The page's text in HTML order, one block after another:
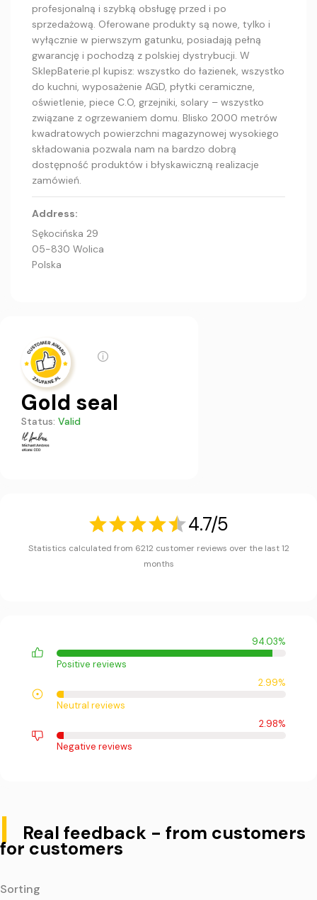
profesjonalną i szybką obsługę przed i po
sprzedażową. Oferowane produkty są nowe, tylko i
wyłącznie w pierwszym gatunku, posiadają pełną
gwarancję i pochodzą z polskiej dystrybucji. W
SklepBaterie.pl kupisz: wszystko do łazienek, wszystko
do kuchni, wyposażenie AGD, płytki ceramiczne,
oświetlenie, piece C.O, grzejniki, solary – wszystko
związane z ogrzewaniem domu. Blisko 2000 metrów
kwadratowych powierzchni magazynowej wysokiego
składowania pozwala nam na bardzo dobrą
dostępność produktów i błyskawiczną realizacje
zamówień.
Address:
Sękocińska 29
05-830 Wolica
Polska
Gold seal
Status: Valid
4.7/5
Statistics calculated from 6212 customer reviews over the last 12
months
94.03%
Positive reviews
2.99%
Neutral reviews
2.98%
Negative reviews
| Real feedback - from customers
for customers
Sorting